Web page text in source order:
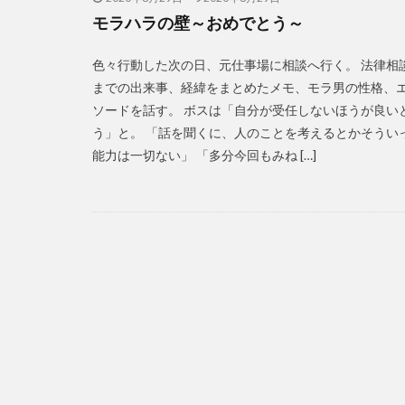
モラハラの壁～おめでとう～
色々行動した次の日、元仕事場に相談へ行く。 法律相
までの出来事、経緯をまとめたメモ、モラ男の性格、
ソードを話す。 ボスは「自分が受任しないほうが良い
う」と。 「話を聞くに、人のことを考えるとかそうい
能力は一切ない」 「多分今回もみね […]